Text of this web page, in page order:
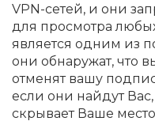
VPN-сетей, и они
для просмотра
является одним из
они обнаружат, что
отменят вашу
если они найдут
скрывает Ваше